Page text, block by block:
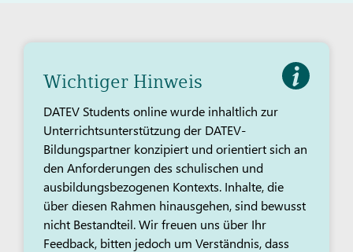
Wichtiger Hinweis
DATEV Students online wurde inhaltlich zur
Unterrichtsunterstützung der DATEV-
Bildungspartner konzipiert und orientiert sich an
den Anforderungen des schulischen und
ausbildungsbezogenen Kontexts. Inhalte, die
über diesen Rahmen hinausgehen, sind bewusst
nicht Bestandteil. Wir freuen uns über Ihr
Feedback, bitten jedoch um Verständnis, dass